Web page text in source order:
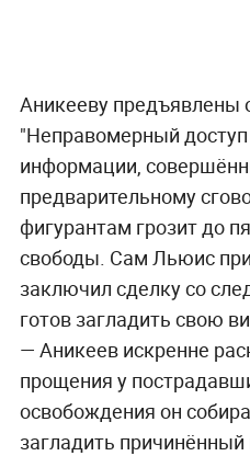
Аникееву предъявлены
"Неправомерный
информации,
предварительному
фигурантам грозит до
свободы. Сам Льюис
заключил сделку со
готов загладить свою
— Аникеев искренне
прощения у
освобождения он
загладить